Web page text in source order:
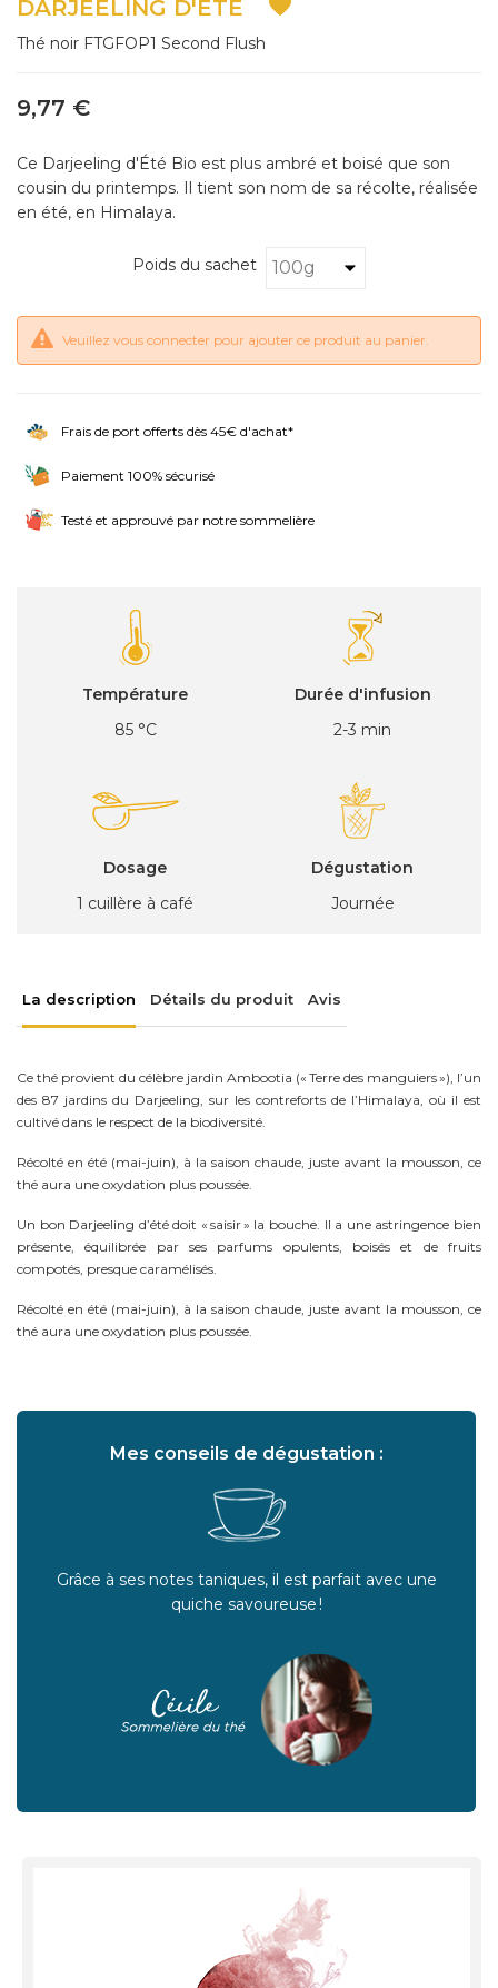
DARJEELING D'ÉTÉ 
Thé noir FTGFOP1 Second Flush
9,77 €
Ce Darjeeling d'Été Bio est plus ambré et boisé que son
cousin du printemps. Il tient son nom de sa récolte, réalisée
en été, en Himalaya.
Poids du sachet
Veuillez vous connecter pour ajouter ce produit au panier.
Frais de port offerts dès 45€ d'achat*
Paiement 100% sécurisé
Testé et approuvé par notre sommelière
Température
85 °C
Durée d'infusion
2-3 min
Dosage
1 cuillère à café
Dégustation
Journée
La description Détails du produit Avis
Ce thé provient du célèbre jardin Ambootia (« Terre des manguiers »), l’un
des 87 jardins du Darjeeling, sur les contreforts de l’Himalaya, où il est
cultivé dans le respect de la biodiversité.
Récolté en été (mai-juin), à la saison chaude, juste avant la mousson, ce
thé aura une oxydation plus poussée.
Un bon Darjeeling d’été doit « saisir » la bouche. Il a une astringence bien
présente, équilibrée par ses parfums opulents, boisés et de fruits
compotés, presque caramélisés.
Récolté en été (mai-juin), à la saison chaude, juste avant la mousson, ce
thé aura une oxydation plus poussée.
Mes conseils de dégustation :
Grâce à ses notes taniques, il est parfait avec une
quiche savoureuse !